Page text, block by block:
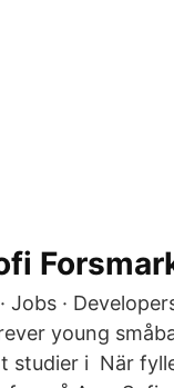
Jobs ·
young
studier i När